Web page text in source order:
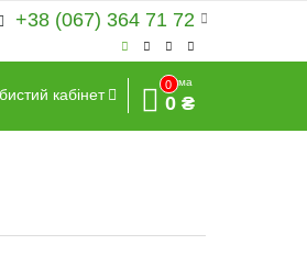
+38 (067) 364 71 72
кабінет
0
Сума
0 ₴